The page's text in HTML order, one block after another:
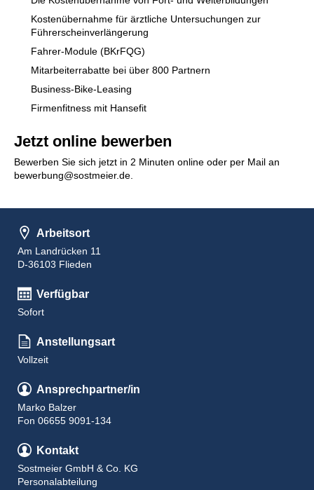
Kostenübernahme für ärztliche Untersuchungen zur
Führerscheinverlängerung
Fahrer-Module (BKrFQG)
Mitarbeiterrabatte bei über 800 Partnern
Business-Bike-Leasing
Firmenfitness mit Hansefit
Arbeitsort
Am Landrücken 11
D-36103 Flieden
Verfügbar
Sofort
Anstellungsart
Vollzeit
Ansprechpartner/in
Marko Balzer
Fon 06655 9091-134
Kontakt
Sostmeier GmbH & Co. KG
Personalabteilung
Jetzt online bewerben
Bewerben Sie sich jetzt in 2 Minuten online oder per Mail an
bewerbung@sostmeier.de.